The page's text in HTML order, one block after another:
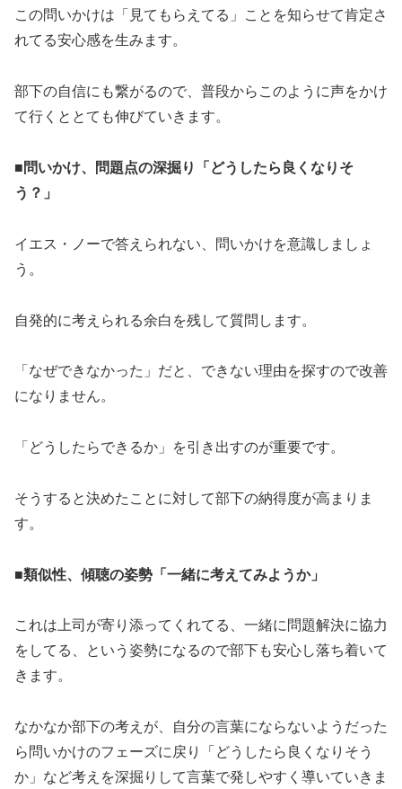
この問いかけは「見てもらえてる」ことを知らせて肯定さ
れてる安心感を生みます。
部下の自信にも繋がるので、普段からこのように声をかけ
て行くととても伸びていきます。
■問いかけ、問題点の深掘り「どうしたら良くなりそ
う？」
イエス・ノーで答えられない、問いかけを意識しましょ
う。
自発的に考えられる余白を残して質問します。
「なぜできなかった」だと、できない理由を探すので改善
になりません。
「どうしたらできるか」を引き出すのが重要です。
そうすると決めたことに対して部下の納得度が高まりま
す。
■類似性、傾聴の姿勢「一緒に考えてみようか」
これは上司が寄り添ってくれてる、一緒に問題解決に協力
をしてる、という姿勢になるので部下も安心し落ち着いて
きます。
なかなか部下の考えが、自分の言葉にならないようだった
ら問いかけのフェーズに戻り「どうしたら良くなりそう
か」など考えを深掘りして言葉で発しやすく導いていきま